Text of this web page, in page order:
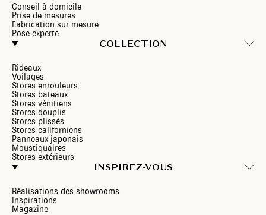
Conseil à domicile
Prise de mesures
Fabrication sur mesure
Pose experte
COLLECTION
Rideaux
Voilages
Stores enrouleurs
Stores bateaux
Stores vénitiens
Stores douplis
Stores plissés
Stores californiens
Panneaux japonais
Moustiquaires
Stores extérieurs
INSPIREZ-VOUS
Réalisations des showrooms
Inspirations
Magazine